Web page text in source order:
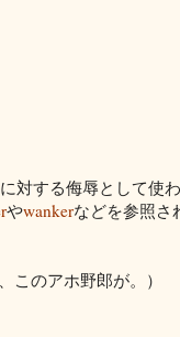
対する侮辱として使
やwankerなどを参照さ
このアホ野郎が。）